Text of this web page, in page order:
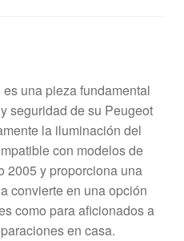
una pieza fundamental
seguridad de su Peugeot
la iluminación del
con modelos de
2005 y proporciona una
convierte en una opción
como para aficionados a
en casa.